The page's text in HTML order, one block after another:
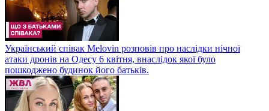
Український співак Melovin розповів про наслідки нічної
атаки дронів на Одесу 6 квітня, внаслідок якої було
пошкоджено будинок його батьків.